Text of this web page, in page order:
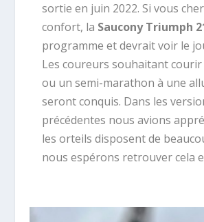
sortie en juin 2022. Si vous
confort, la Saucony Triumph
programme et devrait voir le
Les coureurs souhaitant
ou un semi-marathon à une
seront conquis. Dans les
précédentes nous avions
les orteils disposent de
nous espérons retrouver cela